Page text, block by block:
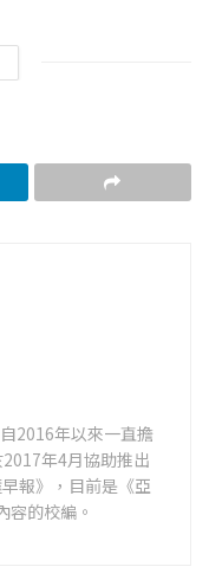
2016年以來一直擔
年4月協助推出
報》，目前是《亞
容的校編。